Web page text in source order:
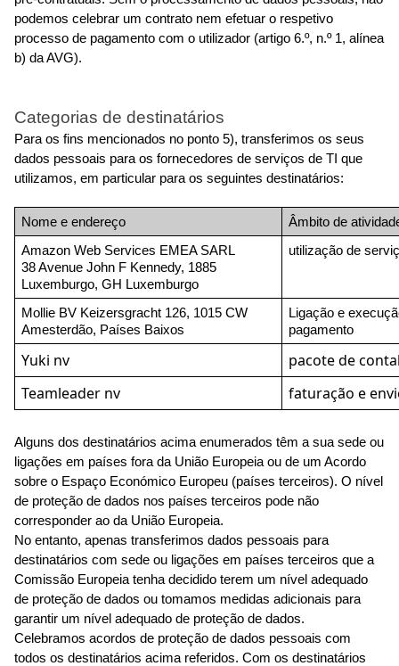
podemos celebrar um contrato nem efetuar o respetivo
processo de pagamento com o utilizador (artigo 6.º, n.º 1, alínea
b) da AVG).
Categorias de destinatários
Para os fins mencionados no ponto 5), transferimos os seus
dados pessoais para os fornecedores de serviços de TI que
utilizamos, em particular para os seguintes destinatários:
Nome e endereço
Âmbito de
Amazon Web Services EMEA SARL
38 Avenue John F Kennedy, 1885
Luxemburgo, GH Luxemburgo
utilização de
Mollie BV Keizersgracht 126, 1015 CW
Amesterdão, Países Baixos
Ligação e
pagamento
Yuki nv
pacote de
Teamleader nv
faturação e
Alguns dos destinatários acima enumerados têm a sua sede ou
ligações em países fora da União Europeia ou de um Acordo
sobre o Espaço Económico Europeu (países terceiros). O nível
de proteção de dados nos países terceiros pode não
corresponder ao da União Europeia.
No entanto, apenas transferimos dados pessoais para
destinatários com sede ou ligações em países terceiros que a
Comissão Europeia tenha decidido terem um nível adequado
de proteção de dados ou tomamos medidas adicionais para
garantir um nível adequado de proteção de dados.
Celebramos acordos de proteção de dados pessoais com
todos os destinatários acima referidos. Com os destinatários